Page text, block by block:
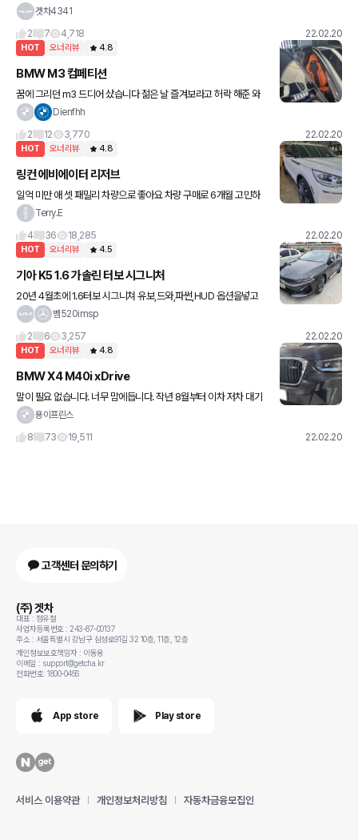
50 -> A7 55tdi -> gv80 디젤 -> g80 3.5가솔린 이렇게넘어왔
겟차4341
2
7 4,718 22.02.20
HOT 오너리뷰 4.8
BMW M3 컴페티션
꿈에 그리던 m3 드디어 샀습니다 젊은 날 즐겨보라고 허락 해준 와
이프 정말 고맙네요 ㅎ 안전 운전 하겠습니다! ,차고 넘쳐요 무거워졌
Dienfhh
2
12 3,770 22.02.20
HOT 오너리뷰 4.8
링컨 에비에이터 리저브
일억 미만 애 셋 패밀리 차량으로 좋아요 차량 구매로 6개월 고민하
다 갑자기 모든 차량이 할인이 없어짐에 따라 어쩔 수 없이(?) 선택한
Terry.E
4
36 18,285 22.02.20
HOT 오너리뷰 4.5
기아 K5 1.6 가솔린 터보 시그니처
20년 4월초에 1.6터보 시그니쳐 유보,드와,파썬,HUD 옵션을넣고
출고하고 한달정도 운행하다가 19인치 순정휠로 맞교환하여 2년 좀
벰520imsp
2
6 3,257 22.02.20
HOT 오너리뷰 4.8
BMW X4 M40i xDrive
말이 필요 없습니다. 너무 맘에듭니다. 작년 8월부터 이차 저차 대기
걸고 기다리다 싹 정리하고 x4 20i pro 와 M440i 두대중 먼저 나오
용이프린스
8
73 19,511 22.02.20
고객센터 문의하기
(주) 겟차
대표 : 정유철
사업자등록번호 : 243-87-00137
주소 : 서울특별시 강남구 삼성로91길 32 10층, 11층, 12층
개인정보보호책임자 : 이동용
이메일 : support@getcha.kr
전화번호: 1800-0456
App store Play store
서비스 이용약관 개인정보처리방침 자동차금융모집인